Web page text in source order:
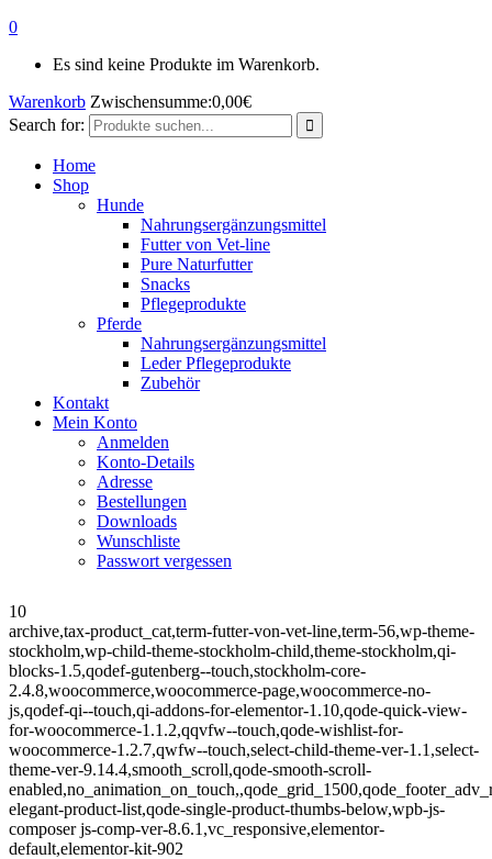
0
Es sind keine Produkte im Warenkorb.
Warenkorb Zwischensumme:0,00€
Search for:
Home
Shop
Hunde
Nahrungsergänzungsmittel
Futter von Vet-line
Pure Naturfutter
Snacks
Pflegeprodukte
Pferde
Nahrungsergänzungsmittel
Leder Pflegeprodukte
Zubehör
Kontakt
Mein Konto
Anmelden
Konto-Details
Adresse
Bestellungen
Downloads
Wunschliste
Passwort vergessen
10
archive,tax-product_cat,term-futter-von-vet-line,term-56,wp-theme-
stockholm,wp-child-theme-stockholm-child,theme-stockholm,qi-
blocks-1.5,qodef-gutenberg--touch,stockholm-core-
2.4.8,woocommerce,woocommerce-page,woocommerce-no-
js,qodef-qi--touch,qi-addons-for-elementor-1.10,qode-quick-view-
for-woocommerce-1.1.2,qqvfw--touch,qode-wishlist-for-
woocommerce-1.2.7,qwfw--touch,select-child-theme-ver-1.1,select-
theme-ver-9.14.4,smooth_scroll,qode-smooth-scroll-
elegant-product-list,qode-single-product-thumbs-below,wpb-js-
composer js-comp-ver-8.6.1,vc_responsive,elementor-
default,elementor-kit-902